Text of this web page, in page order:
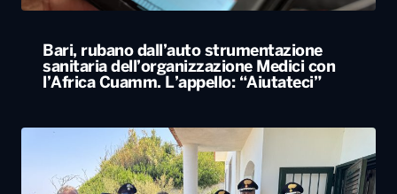
Bari, rubano dall’auto strumentazione
sanitaria dell’organizzazione Medici con
l’Africa Cuamm. L’appello: “Aiutateci”